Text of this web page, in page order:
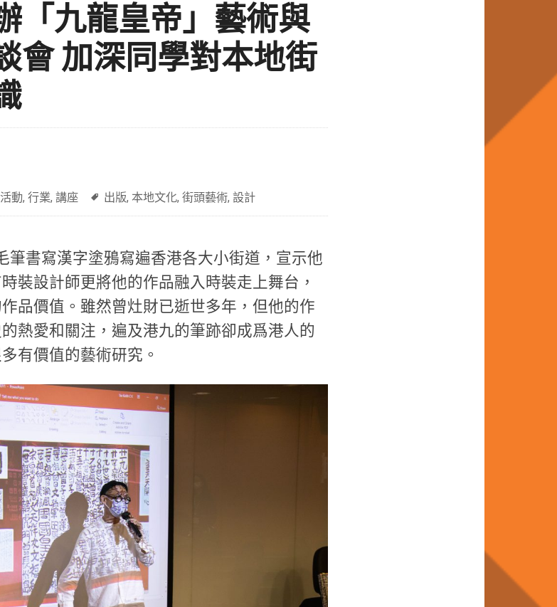
「九龍皇帝」藝術與
會 加深同學對本地街
活動, 行業, 講座 出版, 本地文化, 街頭藝術, 設計
筆書寫漢字塗鴉寫遍香港各大小街道，宣示他
裝設計師更將他的作品融入時裝走上舞台，
品價值。雖然曾灶財已逝世多年，但他的作
熱愛和關注，遍及港九的筆跡卻成爲港人的
有價值的藝術研究。